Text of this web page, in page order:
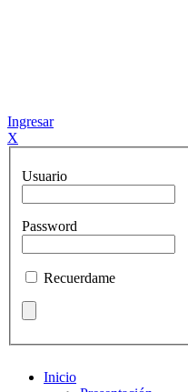
Ingresar
X
Usuario
Password
Recuerdame
Inicio